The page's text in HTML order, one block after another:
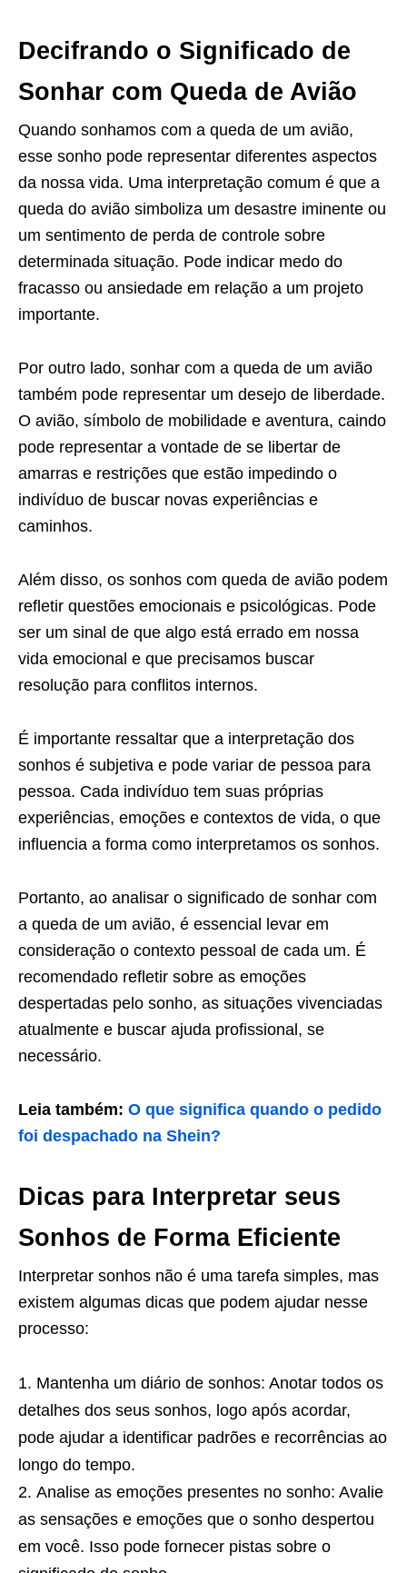
Decifrando o Significado de
Sonhar com Queda de Avião
Quando sonhamos com a queda de um avião,
esse sonho pode representar diferentes aspectos
da nossa vida. Uma interpretação comum é que a
queda do avião simboliza um desastre iminente ou
um sentimento de perda de controle sobre
determinada situação. Pode indicar medo do
fracasso ou ansiedade em relação a um projeto
importante.
Por outro lado, sonhar com a queda de um avião
também pode representar um desejo de liberdade.
O avião, símbolo de mobilidade e aventura, caindo
pode representar a vontade de se libertar de
amarras e restrições que estão impedindo o
indivíduo de buscar novas experiências e
caminhos.
Além disso, os sonhos com queda de avião podem
refletir questões emocionais e psicológicas. Pode
ser um sinal de que algo está errado em nossa
vida emocional e que precisamos buscar
resolução para conflitos internos.
É importante ressaltar que a interpretação dos
sonhos é subjetiva e pode variar de pessoa para
pessoa. Cada indivíduo tem suas próprias
experiências, emoções e contextos de vida, o que
influencia a forma como interpretamos os sonhos.
Portanto, ao analisar o significado de sonhar com
a queda de um avião, é essencial levar em
consideração o contexto pessoal de cada um. É
recomendado refletir sobre as emoções
despertadas pelo sonho, as situações vivenciadas
atualmente e buscar ajuda profissional, se
necessário.
Leia também: O que significa quando o pedido
foi despachado na Shein?
Dicas para Interpretar seus
Sonhos de Forma Eficiente
Interpretar sonhos não é uma tarefa simples, mas
existem algumas dicas que podem ajudar nesse
processo:
Mantenha um diário de sonhos: Anotar todos os
detalhes dos seus sonhos, logo após acordar,
pode ajudar a identificar padrões e recorrências ao
longo do tempo.
Analise as emoções presentes no sonho: Avalie
as sensações e emoções que o sonho despertou
em você. Isso pode fornecer pistas sobre o